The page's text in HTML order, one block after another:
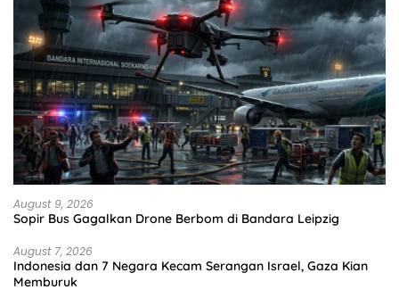
August 9, 2026
Sopir Bus Gagalkan Drone Berbom di Bandara Leipzig
August 7, 2026
Indonesia dan 7 Negara Kecam Serangan Israel, Gaza Kian
Memburuk